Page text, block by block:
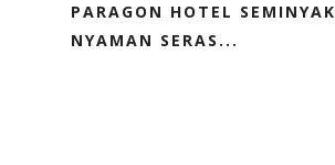
PARAGON HOTEL SEMINYAK
NYAMAN SERAS...